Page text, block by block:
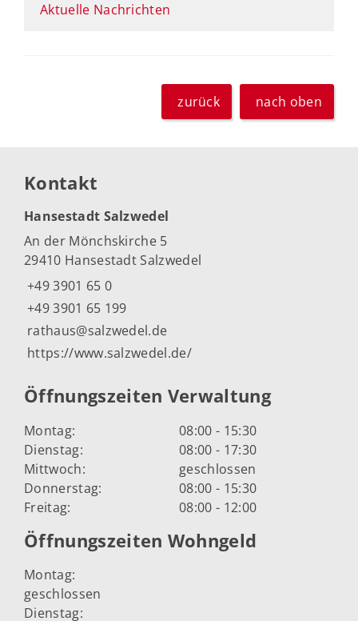
Aktuelle Nachrichten
zurück nach oben
Kontakt
Hansestadt Salzwedel
An der Mönchskirche 5
29410 Hansestadt Salzwedel
+49 3901 65 0
+49 3901 65 199
rathaus@salzwedel.de
https://www.salzwedel.de/
Öffnungszeiten Verwaltung
Montag:
08:00 - 15:30
Dienstag:
08:00 - 17:30
Mittwoch:
geschlossen
Donnerstag:
08:00 - 15:30
Freitag:
08:00 - 12:00
Öffnungszeiten Wohngeld
Montag:
geschlossen
Dienstag: